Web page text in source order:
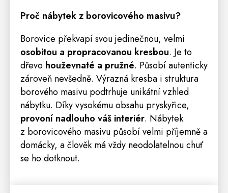
Proč nábytek z borovicového masivu?
Borovice překvapí svou jedinečnou, velmi
osobitou a propracovanou kresbou. Je to
dřevo houževnaté a pružné. Působí autenticky
zároveň nevšedně. Výrazná kresba i struktura
borového masivu podtrhuje unikátní vzhled
nábytku. Díky vysokému obsahu pryskyřice,
provoní nadlouho váš interiér. Nábytek
z borovicového masivu působí velmi příjemně a
domácky, a člověk má vždy neodolatelnou chuť
se ho dotknout.